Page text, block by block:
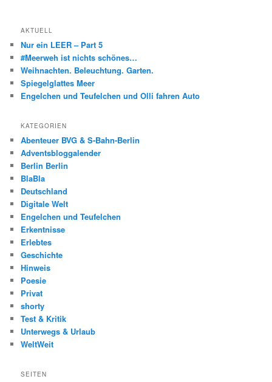
AKTUELL
Nur ein LEER – Part 5
#Meerweh ist nichts schönes…
Weihnachten. Beleuchtung. Garten.
Spiegelglattes Meer
Engelchen und Teufelchen und Olli fahren Auto
KATEGORIEN
Abenteuer BVG & S-Bahn-Berlin
Adventsbloggalender
Berlin Berlin
BlaBla
Deutschland
Digitale Welt
Engelchen und Teufelchen
Erkentnisse
Erlebtes
Geschichte
Hinweis
Poesie
Privat
shorty
Test & Kritik
Unterwegs & Urlaub
WeltWeit
SEITEN